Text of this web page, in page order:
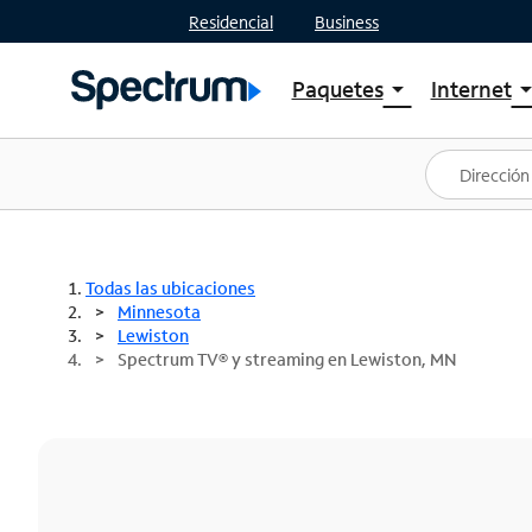
Residencial Business
Paquetesarrow_drop_down
Ver paquetes
Spectrum One
Mejores ofertas
Internetarrow_drop_down
Planes
Todas las ubicaciones
Minnesota
Lewiston
Spectrum TV® y streaming en Lewiston, MN